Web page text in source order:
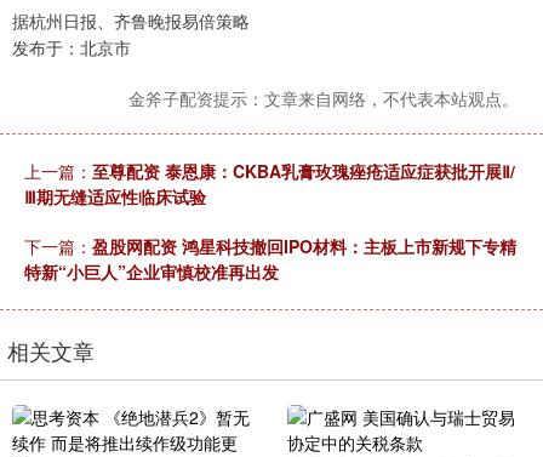
据杭州日报、齐鲁晚报易倍策略
发布于：北京市
金斧子配资提示：文章来自网络，不代表本站观点。
上一篇： 至尊配资 泰恩康：CKBA乳膏玫瑰痤疮适应症获批开展Ⅱ/
Ⅲ期无缝适应性临床试验
下一篇： 盈股网配资 鸿星科技撤回IPO材料：主板上市新规下专精
特新“小巨人”企业审慎校准再出发
相关文章